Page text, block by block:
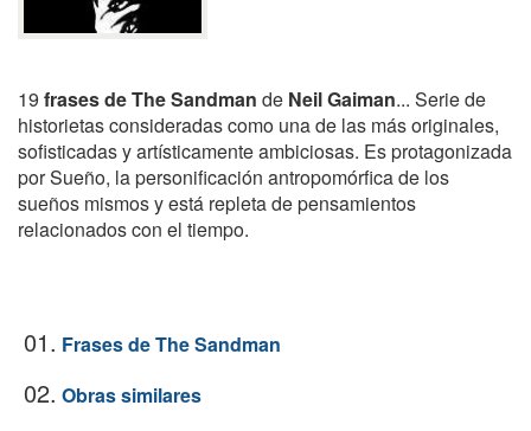
19 frases de The Sandman de Neil Gaiman... Serie de
historietas consideradas como una de las más originales,
sofisticadas y artísticamente ambiciosas. Es protagonizada
por Sueño, la personificación antropomórfica de los
sueños mismos y está repleta de pensamientos
relacionados con el tiempo.
01. Frases de The Sandman
02. Obras similares